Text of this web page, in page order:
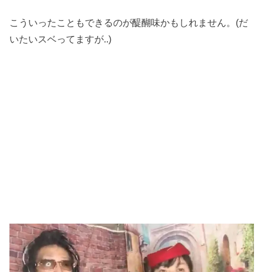
こういったこともできるのが醍醐味かもしれません。(だ
いたいスベってますが..)